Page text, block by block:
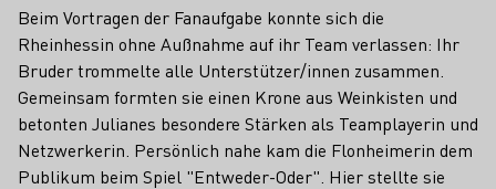
Beim Vortragen der Fanaufgabe konnte sich die
Rheinhessin ohne Außnahme auf ihr Team verlassen: Ihr
Bruder trommelte alle Unterstützer/innen zusammen.
Gemeinsam formten sie einen Krone aus Weinkisten und
betonten Julianes besondere Stärken als Teamplayerin und
Netzwerkerin. Persönlich nahe kam die Flonheimerin dem
Publikum beim Spiel "Entweder-Oder". Hier stellte sie